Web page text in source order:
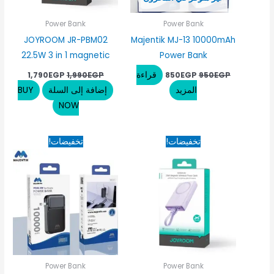
Power Bank
Majentik MJ-13 10000mAh
Power Bank
950EGP
850EGP
قراءة
المزيد
Power Bank
JOYROOM JR-PBM02
22.5W 3 in 1 magnetic
1,990EGP
1,790EGP
إضافة إلى السلة
BUY
NOW
تخفيضات!
Power Bank
السعر
الأصلي
هو:
1,750EGP.
1,450EGP.
تخفيضات!
Power Bank
السعر
الأصلي
1,450EGP.
975EGP.